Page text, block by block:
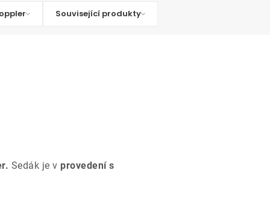
Související produkty
Sedák je v provedení s